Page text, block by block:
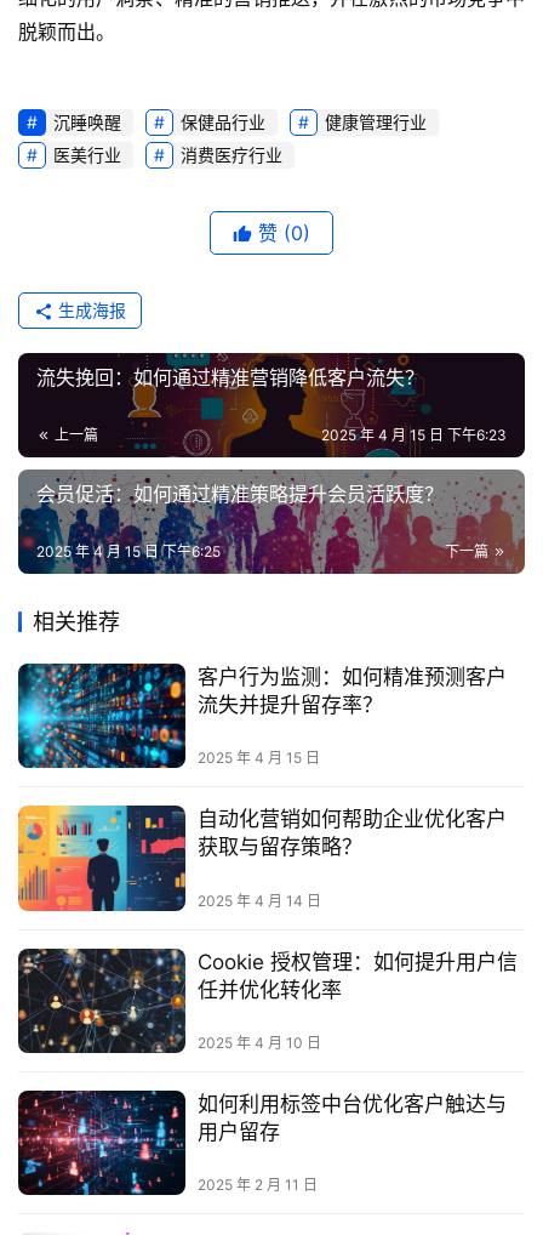
脱颖而出。
沉睡唤醒 保健品行业
健康管理行业
医美行业
消费医疗行业
赞 (0)
生成海报
流失挽回：如何通过精准营销降低客户流失？
上一篇 2025 年 4 月 15 日 下午6:23
会员促活：如何通过精准策略提升会员活跃度？
下一篇
2025 年 4 月 15 日 下午6:25
相关推荐
客户行为监测：如何精准预测客户
流失并提升留存率？
2025 年 4 月 15 日
自动化营销如何帮助企业优化客户
获取与留存策略？
2025 年 4 月 14 日
Cookie 授权管理：如何提升用户信
任并优化转化率
2025 年 4 月 10 日
如何利用标签中台优化客户触达与
用户留存
2025 年 2 月 11 日